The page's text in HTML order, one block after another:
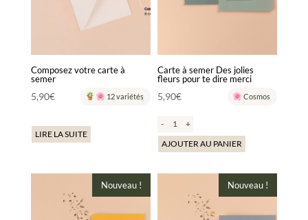
Composez votre carte à
semer
5,90€ 12 variétés
LIRE LA SUITE
Carte à semer Des jolies
fleurs pour te dire merci
5,90€ Cosmos
-
+
AJOUTER AU PANIER
Nouveau ! Nouveau !